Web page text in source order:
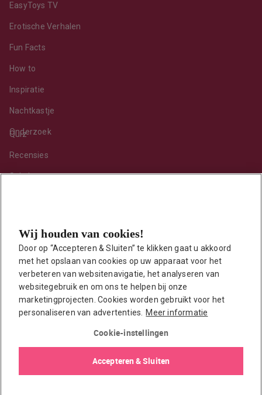
EasyToys TV
Erotische Verhalen
Fun Facts
How to
Inspiratie
Nachtkastje
Onderzoek
Quiz
Recensies
Sekshoroscoop
Toy van de maand
Vraag ’t onze seksuoloog
Interessante links
Seksuologen in Nederland
Erotisch verhaal insturen
EasyToys shop
Wij houden van cookies!
Door op “Accepteren & Sluiten” te klikken gaat u akkoord
met het opslaan van cookies op uw apparaat voor het
verbeteren van websitenavigatie, het analyseren van
websitegebruik en om ons te helpen bij onze
marketingprojecten. Cookies worden gebruikt voor het
personaliseren van advertenties. Meer informatie
Cookie-instellingen
Accepteren & Sluiten